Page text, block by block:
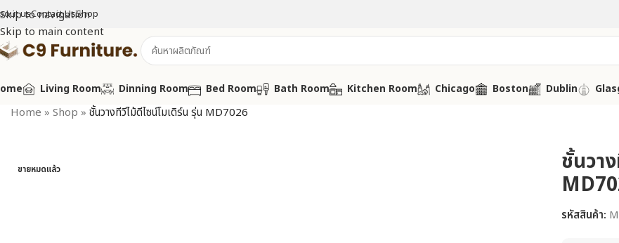
Skip to navigation
Skip to main content
usContact UsShop
Living Room Dinning Room Bed Room Bath Room Kitchen Room Chicago Boston Dublin
Home » Shop » ชั้นวางทีวีไม้ดีไซน์โมเดิร์น รุ่น MD7026
ขายหมดแล้ว ชั้นวา
รหัสสินค้า: